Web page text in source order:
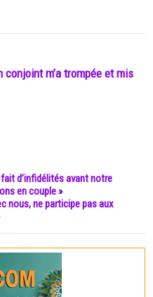
conjoint m’a trompée et mis
d’infidélités avant notre
en couple »
nous, ne participe pas aux